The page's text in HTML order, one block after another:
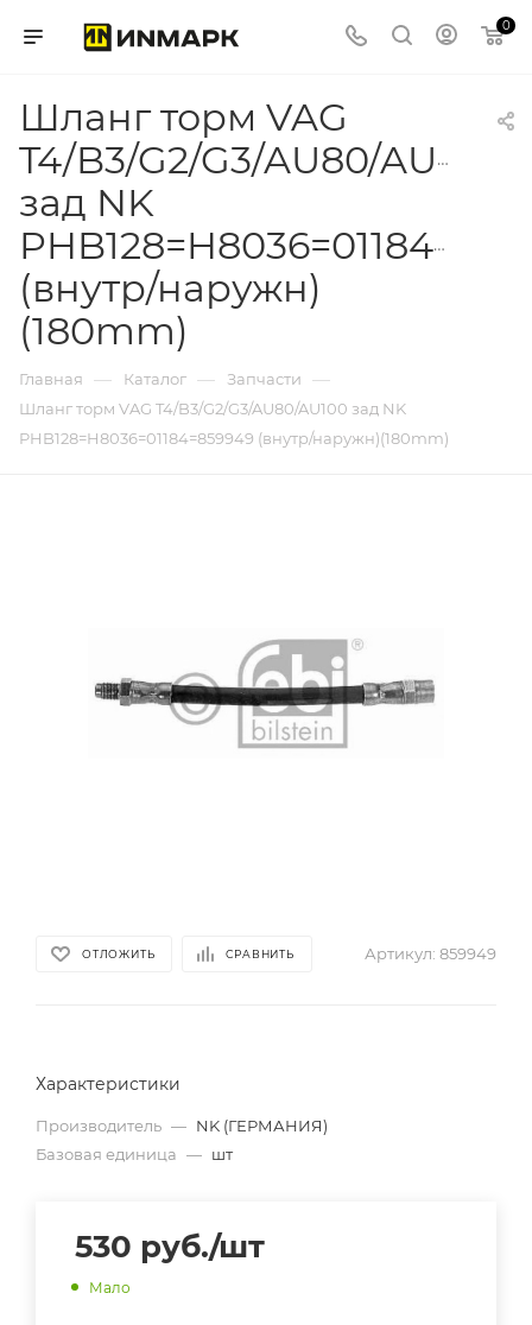
0
Шланг торм VAG
T4/B3/G2/G3/AU80/AU100
зад NK
(внутр/наружн)
(180mm)
Главная — Каталог — Запчасти —
Шланг торм VAG T4/B3/G2/G3/AU80/AU100 зад NK
PHB128=H8036=01184=859949 (внутр/наружн)(180mm)
ОТЛОЖИТЬ СРАВНИТЬ Артикул: 859949
Характеристики
Производитель — NK (ГЕРМАНИЯ)
Базовая единица — шт
530 руб./шт
Мало